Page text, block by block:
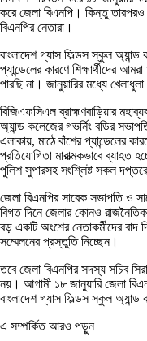
করে জেলা বিএনপি। কিন্তু তারপরও
বিএনপির নেতারা।
বাংলাদেশ গ্যাস ফিল্ডস স্কুল
প্যান্ডেলের কারণে শিক্ষার্থীদের
পারছি না। জানুয়ারির মধ্যে
বিজিএফসিএল ব্রাহ্মণবাড়িয়ার
অ্যান্ড কলেজের গভর্নিং বডির
এলাকায়, মাঠে বাঁশের প্যান্ডেলের
প্রতিযোগিতা মারাত্মকভাবে
পুলিশ সুপারসহ সংশ্লিষ্ট সকল দপ্তরে
জেলা বিএনপির সাবেক সভাপতি ও
বিগত দিনে জেলার কোনও
বড় একটি অংশের নেতাকর্মীদের বাদ
সম্মেলনের প্রস্তুতি নিচ্ছেন।
তবে জেলা বিএনপির সদস্য সচিব
নয়। আগামী ১৮ জানুয়ারি জেলা
বাংলাদেশ গ্যাস ফিল্ডস স্কুল
এ সম্পর্কিত আরও পড়ুন